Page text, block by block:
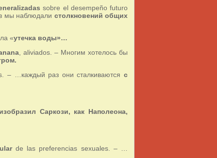
sobre el desempeño futuro
мы наблюдали столкновений общих
«утечка воды»…
, aliviados. – Многим хотелось бы
– …каждый раз они сталкиваютсяс
Саркози, как Наполеона,
de las preferencias sexuales. – …